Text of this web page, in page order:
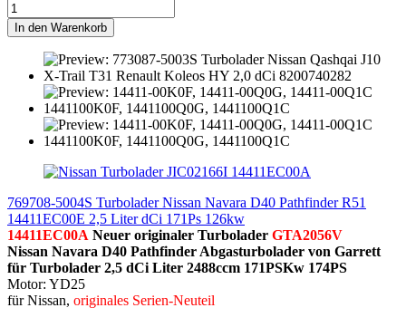
In den Warenkorb
769708-5004S Turbolader Nissan Navara D40 Pathfinder R51
14411EC00E 2,5 Liter dCi 171Ps 126kw
14411EC00A Neuer originaler Turbolader GTA2056V
Nissan Navara D40 Pathfinder Abgasturbolader von Garrett
für Turbolader 2,5 dCi Liter 2488ccm 171PSKw 174PS
Motor: YD25
für Nissan, originales Serien-Neuteil